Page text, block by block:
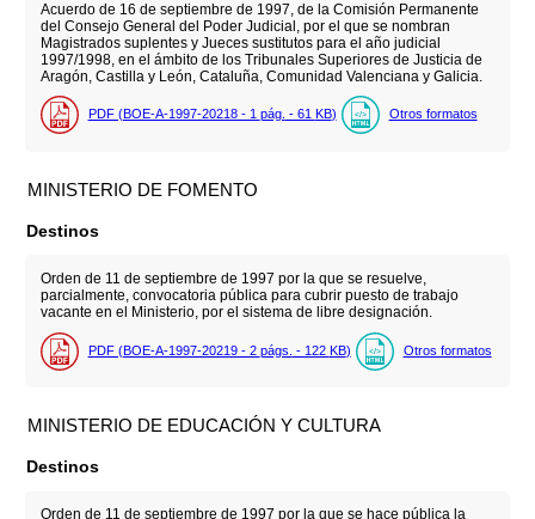
Acuerdo de 16 de septiembre de 1997, de la Comisión Permanente
del Consejo General del Poder Judicial, por el que se nombran
Magistrados suplentes y Jueces sustitutos para el año judicial
1997/1998, en el ámbito de los Tribunales Superiores de Justicia de
Aragón, Castilla y León, Cataluña, Comunidad Valenciana y Galicia.
PDF (BOE-A-1997-20218 - 1 pág. - 61 KB) Otros formatos
MINISTERIO DE FOMENTO
Destinos
Orden de 11 de septiembre de 1997 por la que se resuelve,
parcialmente, convocatoria pública para cubrir puesto de trabajo
vacante en el Ministerio, por el sistema de libre designación.
PDF (BOE-A-1997-20219 - 2 págs. - 122 KB) Otros formatos
MINISTERIO DE EDUCACIÓN Y CULTURA
Destinos
Orden de 11 de septiembre de 1997 por la que se hace pública la